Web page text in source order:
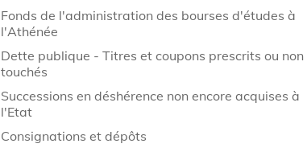
Fonds de l'administration des bourses d'études à
l'Athénée
Dette publique - Titres et coupons prescrits ou non
touchés
Successions en déshérence non encore acquises à
l'Etat
Consignations et dépôts